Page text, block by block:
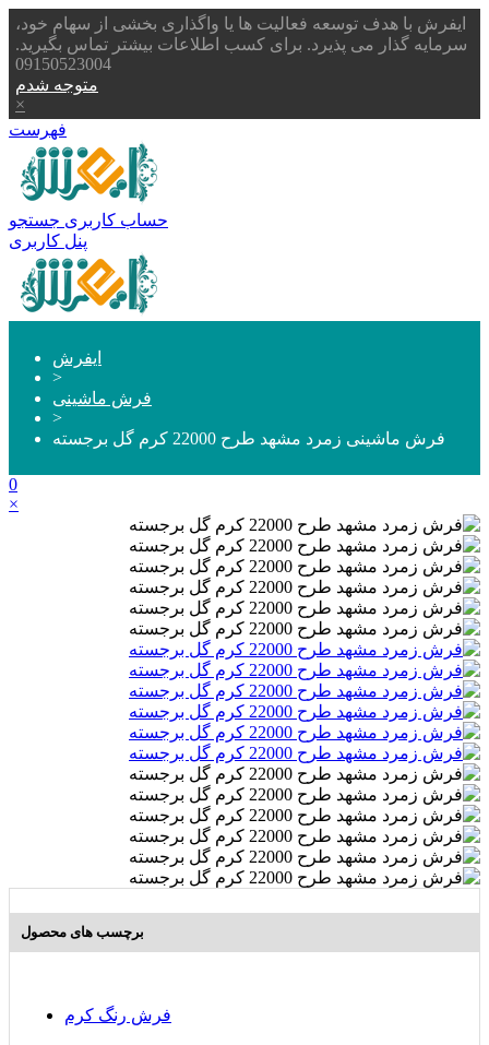
ایفرش با هدف توسعه فعالیت ها یا واگذاری بخشی از سهام خود،
سرمایه گذار می پذیرد. برای کسب اطلاعات بیشتر تماس بگیرید.
09150523004
متوجه شدم
×
فهرست
حساب کاربری جستجو
پنل کاربری
ایفرش
>
فرش ماشینی
>
فرش ماشینی زمرد مشهد طرح 22000 کرم گل برجسته
0
×
برچسب های محصول
فرش رنگ کرم